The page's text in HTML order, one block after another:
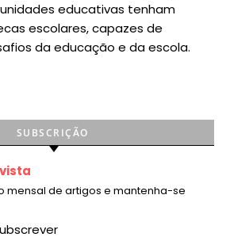
educativas tenham
escolares, capazes de
da educação e da escola.
SUBSCRIÇÃO
mensal de artigos e mantenha-se